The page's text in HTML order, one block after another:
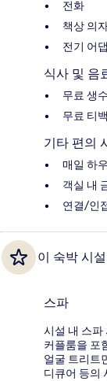
전화
책상 의
전기 어
식사 및 음
무료 생수
무료 티
기타 편의
매일 하
객실 내
연결/인
이 숙박 시
스파
시설 내 스파
커플룸을 포
얼굴 트리트
디큐어 등의